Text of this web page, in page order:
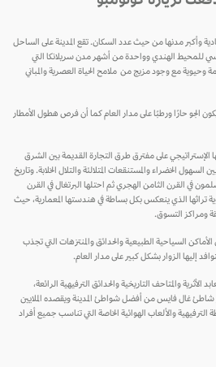
وأكبر مدنها من حيث عدد السكان. تقع المدينة على الساحل
للمحيط الهندي وواحدة من أشهر مدن سريلانكا التي
مع وجود مزيج من ملامح الحياة العصرية والمباني
الجو حارًا ورطبًا على مدار العام كما أن فرص هطول الأمطار
على مفترق طرق التجارة القديمة بين الشرق
الخضراء والمستنقعات المتلالئة والتلال الخلابة. وتاريخ
القرن الثامن الهجري ثم احتلها البرتغال في القرن
الذي ينعكس بكل بساطة في هندستها المعمارية، حيث
ومراكز التسوق.
السياحية الطبيعية والحدائق والمنتزهات التي تجذب
إليها الزوار بشكل كبير على مدار العام.
والمتاحف التاريخية والحدائق الترفيهية الرائعة،
غال فايس من أفضل شواطئ المدينة ويقصده الملايين
والألعاب الهوائية الخاصة التي تناسب جميع أفراد